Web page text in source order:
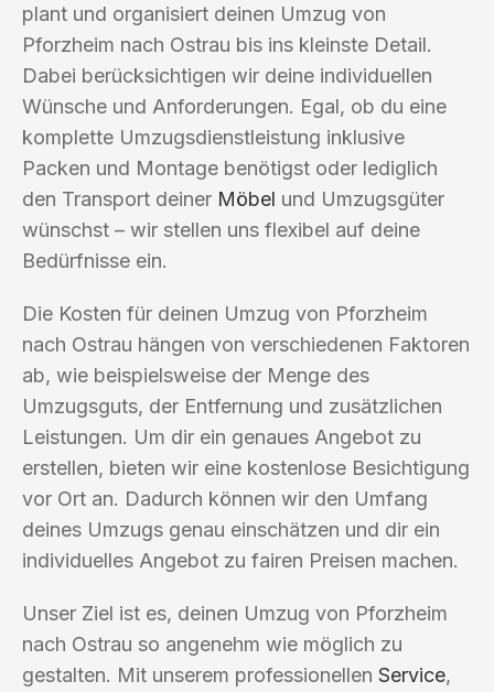
plant und organisiert deinen Umzug von
Pforzheim nach Ostrau bis ins kleinste Detail.
Dabei berücksichtigen wir deine individuellen
Wünsche und Anforderungen. Egal, ob du eine
komplette Umzugsdienstleistung inklusive
Packen und Montage benötigst oder lediglich
den Transport deiner Möbel und Umzugsgüter
wünschst – wir stellen uns flexibel auf deine
Bedürfnisse ein.
Die Kosten für deinen Umzug von Pforzheim
nach Ostrau hängen von verschiedenen Faktoren
ab, wie beispielsweise der Menge des
Umzugsguts, der Entfernung und zusätzlichen
Leistungen. Um dir ein genaues Angebot zu
erstellen, bieten wir eine kostenlose Besichtigung
vor Ort an. Dadurch können wir den Umfang
deines Umzugs genau einschätzen und dir ein
individuelles Angebot zu fairen Preisen machen.
Unser Ziel ist es, deinen Umzug von Pforzheim
nach Ostrau so angenehm wie möglich zu
gestalten. Mit unserem professionellen Service,